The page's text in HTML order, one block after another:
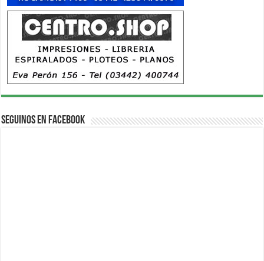
Seguinos en Facebook